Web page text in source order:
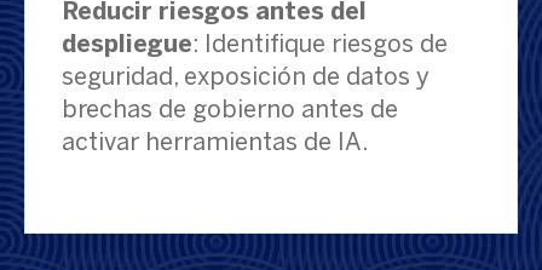
Reducir riesgos antes del
despliegue: Identifique riesgos de
seguridad, exposición de datos y
brechas de gobierno antes de
activar herramientas de IA.